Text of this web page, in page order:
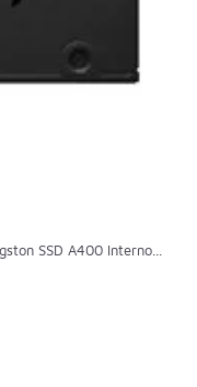
SSD A400 Interno...